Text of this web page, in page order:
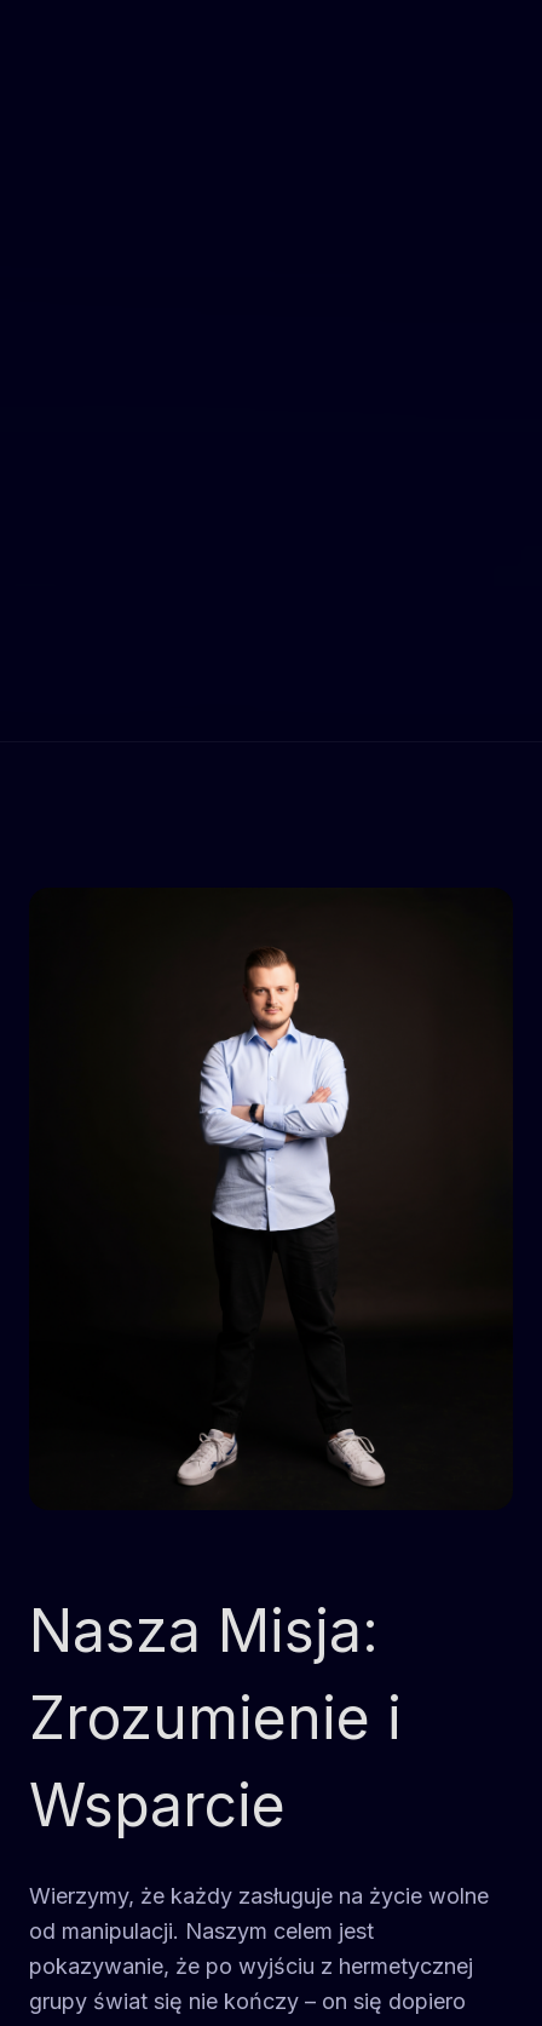
Nasza Misja:
Zrozumienie i
Wsparcie
Wierzymy, że każdy zasługuje na życie wolne
od manipulacji. Naszym celem jest
pokazywanie, że po wyjściu z hermetycznej
grupy świat się nie kończy – on się dopiero